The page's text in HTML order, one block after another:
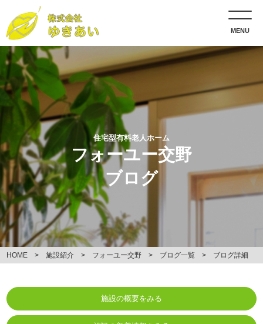
MENU
住宅型有料老人ホーム
フォーユー交野
ブログ
HOME 施設紹介 フォーユー交野 ブログ一覧 ブログ詳細
施設の概要をみる